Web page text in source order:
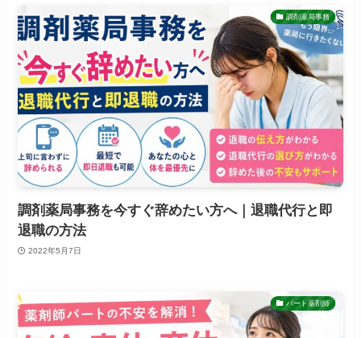
調剤薬局事務
調剤薬局事務を今すぐ辞めたい方へ｜退職代行と即
退職の方法
2022年5月7日
パート薬剤師